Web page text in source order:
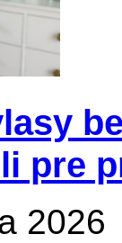
pre
2026